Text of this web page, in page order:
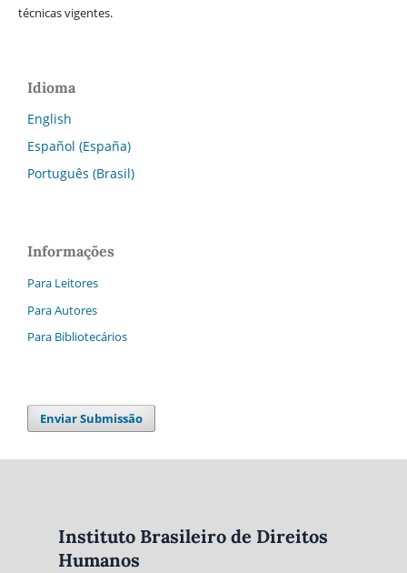
técnicas vigentes.
Idioma
English
Español (España)
Português (Brasil)
Informações
Para Leitores
Para Autores
Para Bibliotecários
Enviar Submissão
Instituto Brasileiro de Direitos
Humanos